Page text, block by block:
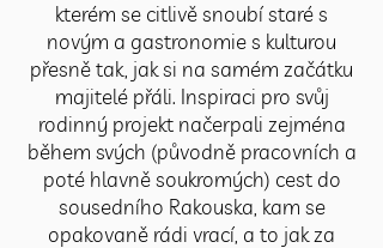
kterém se citlivě snoubí staré s
novým a gastronomie s kulturou
přesně tak, jak si na samém začátku
majitelé přáli. Inspiraci pro svůj
rodinný projekt načerpali zejména
během svých (původně pracovních a
poté hlavně soukromých) cest do
sousedního Rakouska, kam se
opakovaně rádi vrací, a to jak za